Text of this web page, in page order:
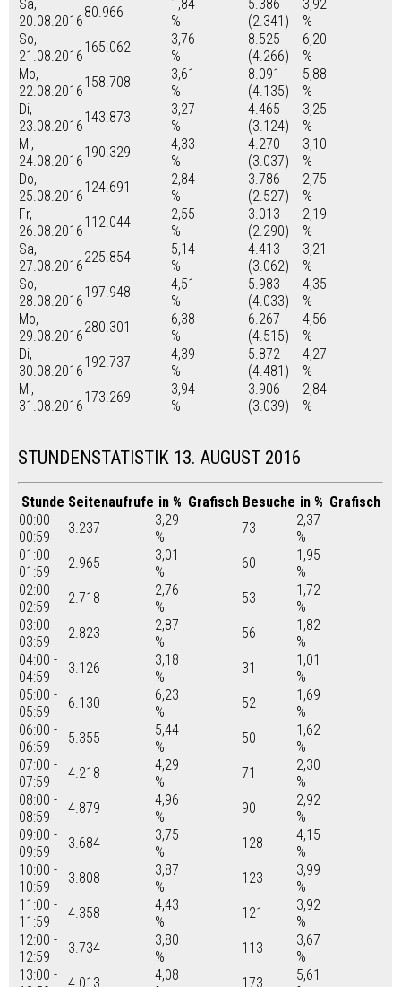
Sa,
20.08.2016
80.966
1,84
%
5.386
(2.341)
3,92
%
So,
21.08.2016
165.062
3,76
%
8.525
(4.266)
6,20
%
Mo,
22.08.2016
158.708
3,61
%
8.091
(4.135)
5,88
%
Di,
23.08.2016
143.873
3,27
%
4.465
(3.124)
3,25
%
Mi,
24.08.2016
190.329
4,33
%
4.270
(3.037)
3,10
%
Do,
25.08.2016
124.691
2,84
%
3.786
(2.527)
2,75
%
Fr,
26.08.2016
112.044
2,55
%
3.013
(2.290)
2,19
%
Sa,
27.08.2016
225.854
5,14
%
4.413
(3.062)
3,21
%
So,
28.08.2016
197.948
4,51
%
5.983
(4.033)
4,35
%
Mo,
29.08.2016
280.301
6,38
%
6.267
(4.515)
4,56
%
Di,
30.08.2016
192.737
4,39
%
5.872
(4.481)
4,27
%
Mi,
31.08.2016
173.269
3,94
%
3.906
(3.039)
2,84
%
STUNDENSTATISTIK 13. AUGUST 2016
Stunde Seitenaufrufe in % Grafisch Besuche in % Grafisch
00:00 -
00:59
3.237
3,29
%
73
2,37
%
01:00 -
01:59
2.965
3,01
%
60
1,95
%
02:00 -
02:59
2.718
2,76
%
53
1,72
%
03:00 -
03:59
2.823
2,87
%
56
1,82
%
04:00 -
04:59
3.126
3,18
%
31
1,01
%
05:00 -
05:59
6.130
6,23
%
52
1,69
%
06:00 -
06:59
5.355
5,44
%
50
1,62
%
07:00 -
07:59
4.218
4,29
%
71
2,30
%
08:00 -
08:59
4.879
4,96
%
90
2,92
%
09:00 -
09:59
3.684
3,75
%
128
4,15
%
10:00 -
10:59
3.808
3,87
%
123
3,99
%
11:00 -
11:59
4.358
4,43
%
121
3,92
%
12:00 -
12:59
3.734
3,80
%
113
3,67
%
13:00 -
4.013
4,08
173
5,61